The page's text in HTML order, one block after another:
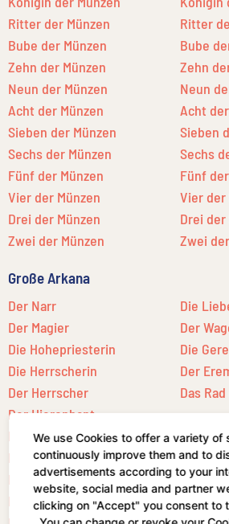
Ritter der Münzen
Bube der Münzen
Zehn der Münzen
Neun der Münzen
Acht der Münzen
Sieben der Münzen
Sechs der Münzen
Fünf der Münzen
Vier der Münzen
Drei der Münzen
Zwei der Münzen
Ritter
Bube
Zehn
Neun
Acht
Sieben
Sechs
Fünf
Vier
Drei
Zwei
Große Arkana
Der Narr
Der Magier
Die Hohepriesterin
Die Herrscherin
Der Herrscher
Der Hierophant
Die
Der
Die
Der
Das
Die Kraft
Der Gehängte
Der Tod
Die Mäßigkeit
Der Stern
Der Mond
Die Sonne
Das Gericht
We use Cookies to offer a variety of
continuously improve them and to
advertisements according to your
website, social media and partner
clicking on "Accept" you consent to